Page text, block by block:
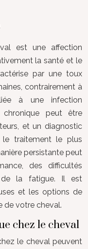
est une affection
la santé et le
par une toux
contrairement à
à une infection
chronique peut être
et un diagnostic
le traitement le plus
persistante peut
des difficultés
de la fatigue. Il est
et les options de
de votre cheval.
chez le cheval
le cheval peuvent